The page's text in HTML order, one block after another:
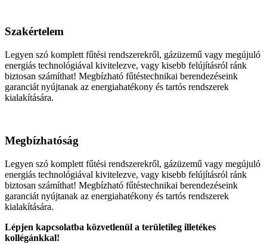
Szakértelem
Legyen szó komplett fűtési rendszerekről, gázüzemű vagy megújuló
energiás technológiával kivitelezve, vagy kisebb felújításról ránk
biztosan számíthat! Megbízható fűtéstechnikai berendezéseink
garanciát nyújtanak az energiahatékony és tartós rendszerek
kialakítására.
Megbízhatóság
Legyen szó komplett fűtési rendszerekről, gázüzemű vagy megújuló
energiás technológiával kivitelezve, vagy kisebb felújításról ránk
biztosan számíthat! Megbízható fűtéstechnikai berendezéseink
garanciát nyújtanak az energiahatékony és tartós rendszerek
kialakítására.
Lépjen kapcsolatba közvetlenül a területileg illetékes
kollégánkkal!